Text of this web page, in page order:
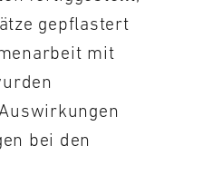
gepflastert
mit
bei den